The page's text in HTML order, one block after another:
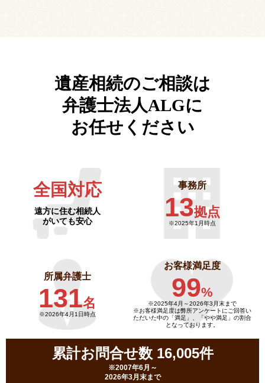
遺産相続のご相談は
弁護士法人ALGに
お任せください
全国対応
遠方に住む相続人
がいても安心
事務所
13拠点
※2025年1月時点
所属弁護士
131名
※2026年4月1日時点
お客様満足度
99%
※2025年4月～2026年3月末まで
※お客様満足度は弊所アンケートにご回答い
ただいた中の「満足」、「やや満足」の割合
となっております。
累計お問合せ数 16,005件
※2007年6月～
2026年3月末まで